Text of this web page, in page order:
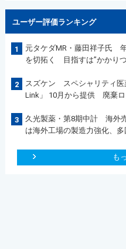
ユーザー評価ランキング
1
元タケダMR・藤田祥子氏
を切拓く 目指すは”かかり
2
スズケン スペシャリティ医
Link」 10月から提供 廃棄
3
久光製薬・第8期中計 海外
は海外工場の製造力強化、
も